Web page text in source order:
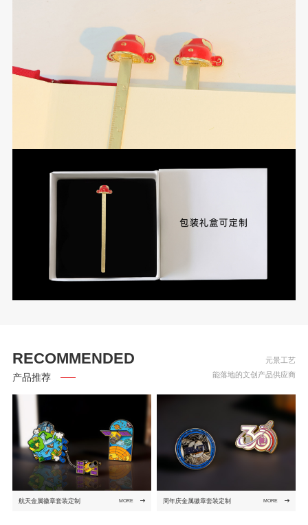
RECOMMENDED
产品推荐
元景工艺
能落地的文创产品供应商
航天金属徽章套装定制 MORE 周年庆金属徽章套装定制 MORE